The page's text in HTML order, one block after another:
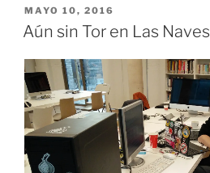
PUBLICADO
EL
MAYO 10, 2016
Aún sin Tor en Las Naves